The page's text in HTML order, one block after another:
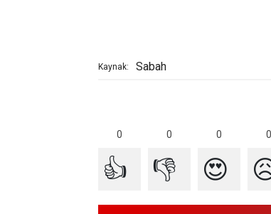
Kaynak: Sabah
0 0 0 0
👍 👎 😍